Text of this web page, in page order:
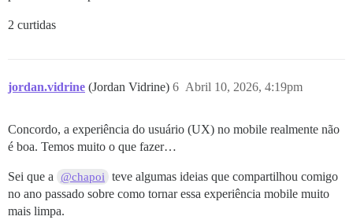
2 curtidas
jordan.vidrine (Jordan Vidrine) Abril 10, 2026, 4:19pm
6
Concordo, a experiência do usuário (UX) no mobile realmente não
é boa. Temos muito o que fazer…
Sei que a @chapoi
teve algumas ideias que compartilhou comigo
no ano passado sobre como tornar essa experiência mobile muito
mais limpa.